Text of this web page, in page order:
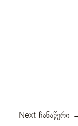
Next ჩანაწერი